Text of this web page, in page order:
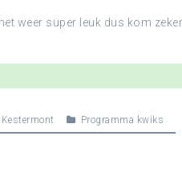
weer super leuk dus kom
Kestermont Programma kwiks